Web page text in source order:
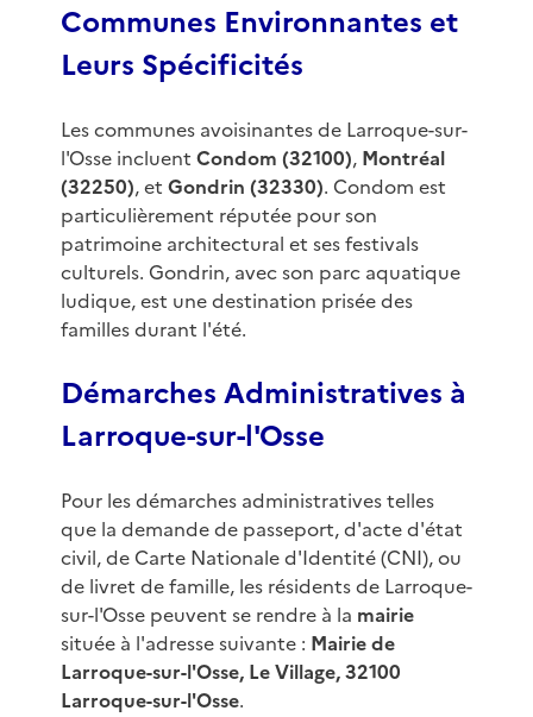
Communes Environnantes et
Leurs Spécificités
Les communes avoisinantes de Larroque-sur-
l'Osse incluent Condom (32100), Montréal
(32250), et Gondrin (32330). Condom est
particulièrement réputée pour son
patrimoine architectural et ses festivals
culturels. Gondrin, avec son parc aquatique
ludique, est une destination prisée des
familles durant l'été.
Démarches Administratives à
Larroque-sur-l'Osse
Pour les démarches administratives telles
que la demande de passeport, d'acte d'état
civil, de Carte Nationale d'Identité (CNI), ou
de livret de famille, les résidents de Larroque-
sur-l'Osse peuvent se rendre à la mairie
située à l'adresse suivante : Mairie de
Larroque-sur-l'Osse, Le Village, 32100
Larroque-sur-l'Osse.